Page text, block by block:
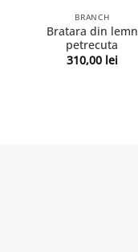
BRANCH
Bratara din lemn
petrecuta
310,00 lei